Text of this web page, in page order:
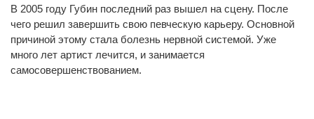
В 2005 году Губин последний раз вышел на сцену. После
чего решил завершить свою певческую карьеру. Основной
причиной этому стала болезнь нервной системой. Уже
много лет артист лечится, и занимается
самосовершенствованием.